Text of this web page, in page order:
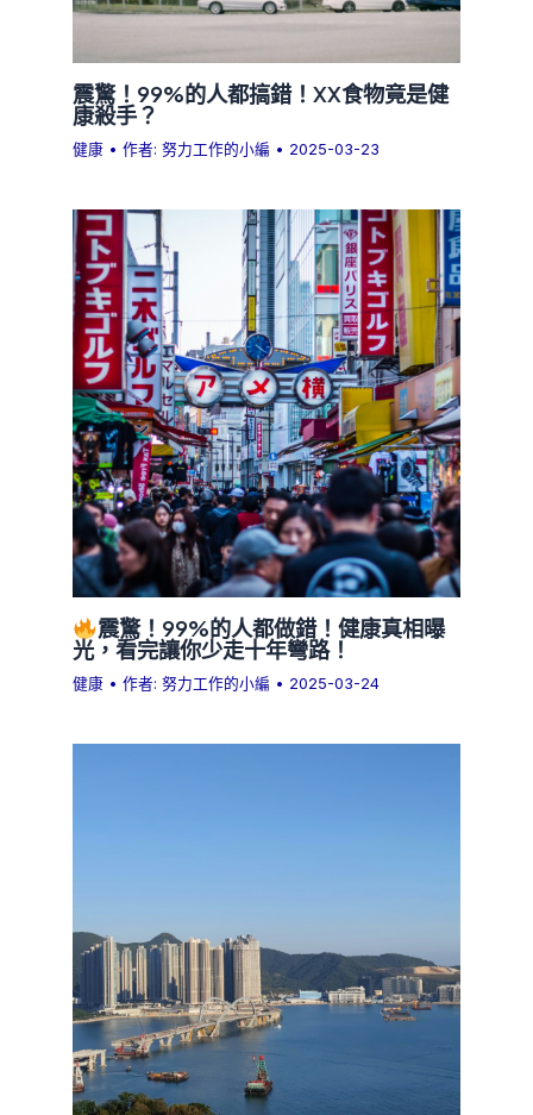
震驚！99%的人都搞錯！XX食物竟是健
康殺手？
健康 • 作者:努力工作的小編 • 2025-03-23
震驚！99%的人都做錯！健康真相曝
光，看完讓你少走十年彎路！
健康 • 作者:努力工作的小編 • 2025-03-24